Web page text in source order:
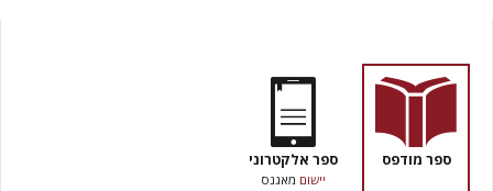
ספר מודפס ספר אלקטרוני
יישום מאגנס